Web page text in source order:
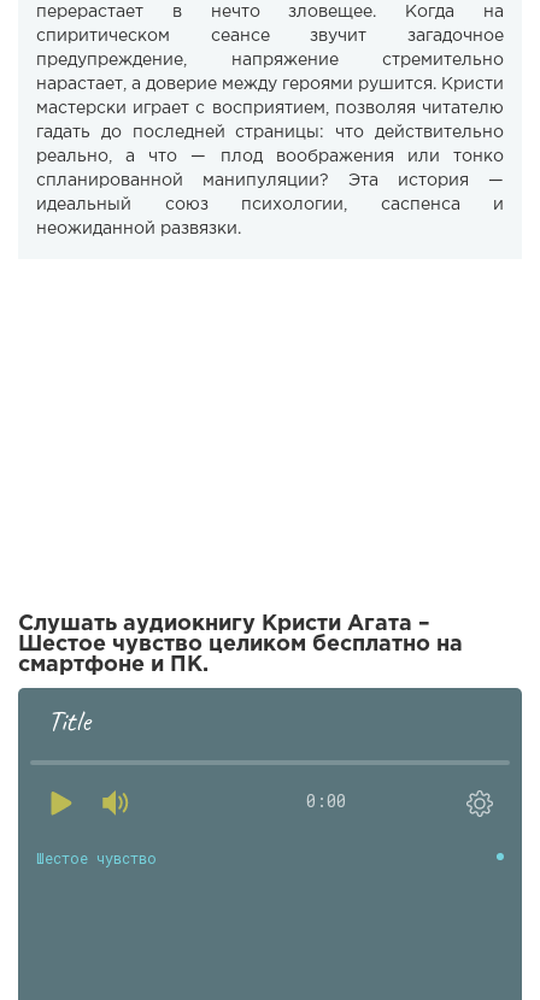
перерастает в нечто зловещее. Когда на
спиритическом сеансе звучит загадочное
предупреждение, напряжение стремительно
нарастает, а доверие между героями рушится. Кристи
мастерски играет с восприятием, позволяя читателю
гадать до последней страницы: что действительно
реально, а что — плод воображения или тонко
спланированной манипуляции? Эта история —
идеальный союз психологии, саспенса и
неожиданной развязки.
Слушать аудиокнигу Кристи Агата –
Шестое чувство целиком бесплатно на
смартфоне и ПК.
Title
0:00
Шестое чувство